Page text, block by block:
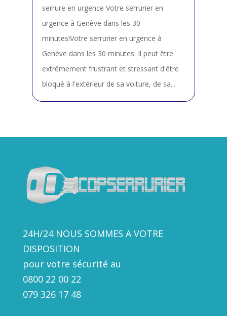
serrure en urgence Votre serrurier en
urgence à Genève dans les 30
minutes!Votre serrurier en urgence à
Genève dans les 30 minutes. Il peut être
extrêmement frustrant et stressant d'être
bloqué à l'extérieur de sa voiture, de sa...
24H/24 NOUS SOMMES A VOTRE
DISPOSITION
pour votre sécurité au
0800 22 00 22
079 326 1748